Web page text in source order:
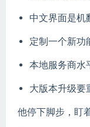
中文界面是机
定制一个新功
本地服务商水
大版本升级要
他停下脚步，盯